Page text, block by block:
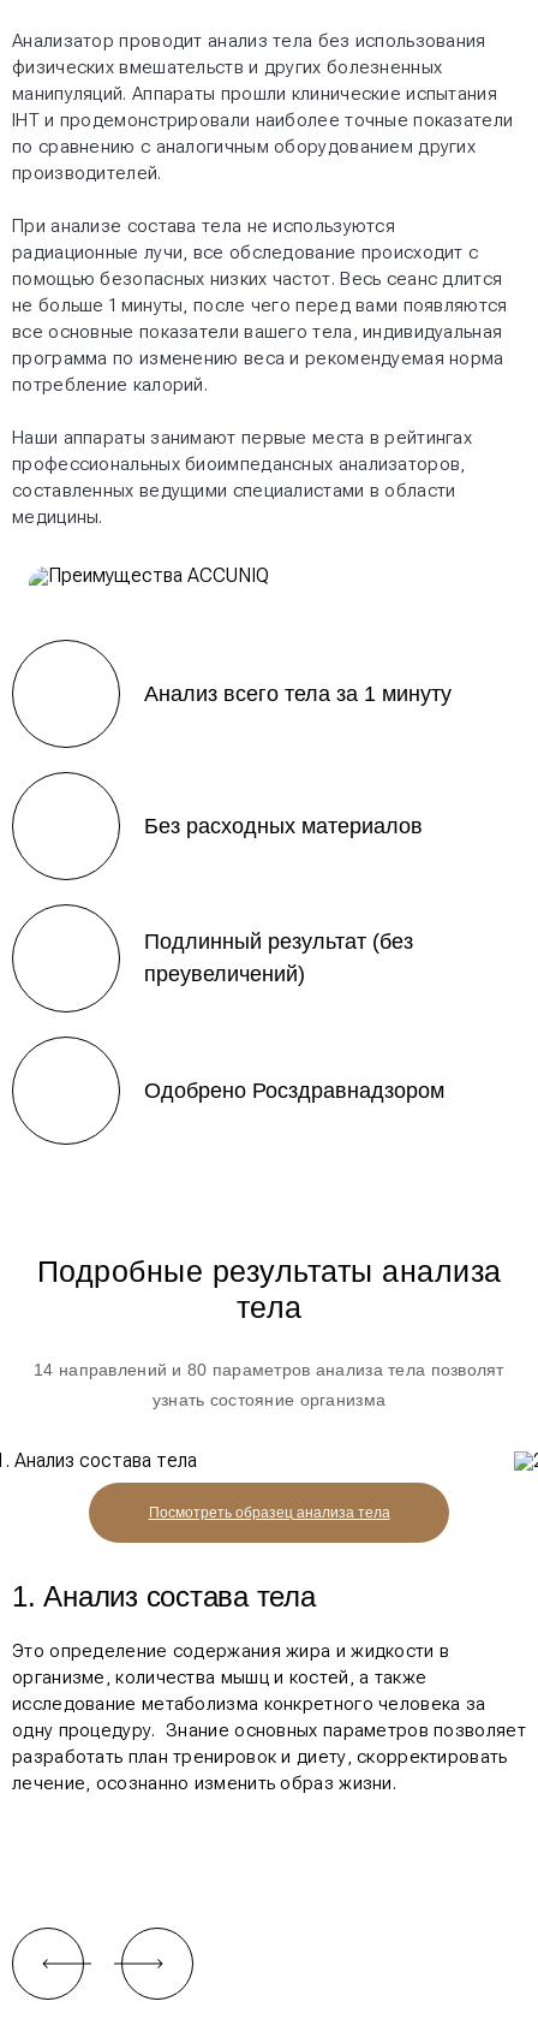
Анализатор проводит анализ тела без использования
физических вмешательств и других болезненных
манипуляций. Аппараты прошли клинические испытания
IHT и продемонстрировали наиболее точные показатели
по сравнению с аналогичным оборудованием других
производителей.
При анализе состава тела не используются
радиационные лучи, все обследование происходит с
помощью безопасных низких частот. Весь сеанс длится
не больше 1 минуты, после чего перед вами появляются
все основные показатели вашего тела, индивидуальная
программа по изменению веса и рекомендуемая норма
потребление калорий.
Наши аппараты занимают первые места в рейтингах
профессиональных биоимпедансных анализаторов,
составленных ведущими специалистами в области
медицины.
Анализ всего тела за 1 минуту
Без расходных материалов
Подлинный результат (без
преувеличений)
Одобрено Росздравнадзором
Подробные результаты анализа
тела
14 направлений и 80 параметров анализа тела позволят
узнать состояние организма
Посмотреть образец анализа тела
1. Анализ состава тела
Это определение содержания жира и жидкости в
организме, количества мышц и костей, а также
исследование метаболизма конкретного человека за
одну процедуру. Знание основных параметров позволяет
разработать план тренировок и диету, скорректировать
лечение, осознанно изменить образ жизни.